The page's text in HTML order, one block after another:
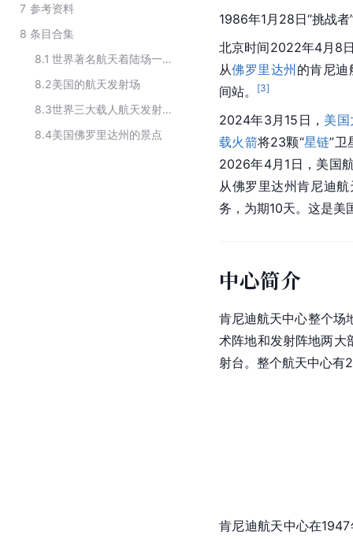
7 参考资料
8 条目合集
8.1
世界著名航天着陆场一览
8.2美国的航天发射场
8.3
世界三大载人航天发射中心
8.4美国佛罗里达州的景点
1986年1月28日“挑战者
北京时间2022年4月8
从佛罗里达州 的肯尼
间站。
[3]
2024年3月15日， 美
载火箭将23颗“星链”卫
2026年4月1日，美国
从佛罗里达州肯尼迪
务，为期10天。这是美
中心简介
肯尼迪航天中心整个场
术阵地和发射阵地两大
射台 。整个航天中心有
肯尼迪航天中心在